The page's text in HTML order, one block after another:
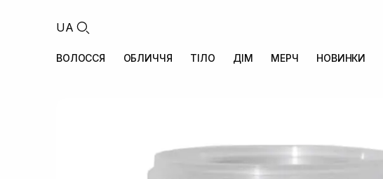
UA
ВОЛОССЯ ОБЛИЧЧЯ ТІЛО ДІМ МЕРЧ НОВИНКИ